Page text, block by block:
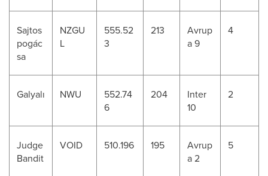
Sajtos
pogác
sa
NZGU
L
555.52
3
213
Avrup
a 9
4
Galyalı NWU
552.74
6
204
Inter
10
2
Judge
Bandit
VOID 510.196 195
Avrup
a 2
5